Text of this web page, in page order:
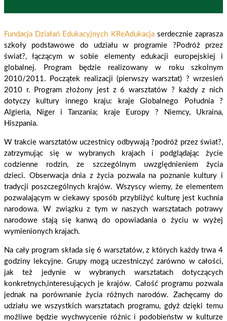
Fundacja Działań Edukacyjnych KReAdukacjaserdecznie zaprasza
szkoły podstawowe do udziału w programie ?Podróż przez
świat?, łączącym w sobie elementy edukacji europejskiej i
globalnej. Program będzie realizowany w roku szkolnym
2010/2011. Początek realizacji (pierwszy warsztat) ? wrzesień
2010 r. Program złożony jest z 6 warsztatów ? każdy z nich
dotyczy kultury innego kraju: kraje Globalnego Południa ?
Algieria, Niger i Tanzania; kraje Europy ? Niemcy, Ukraina,
Hiszpania.
W trakcie warsztatów uczestnicy odbywają ?podróż przez świat?,
zatrzymując się w wybranych krajach i podglądając życie
codzienne rodzin, ze szczególnym uwzględnieniem życia
dzieci. Obserwacja dnia z życia pozwala na poznanie kultury i
tradycji poszczególnych krajów. Wszyscy wiemy, że elementem
pozwalającym w ciekawy sposób przybliżyć kulturę jest kuchnia
narodowa. W związku z tym w naszych warsztatach potrawy
narodowe stają się kanwą do opowiadania o życiu w wyżej
wymienionych krajach.
Na cały program składa się 6 warsztatów, z których każdy trwa 4
godziny lekcyjne. Grupy mogą uczestniczyć zarówno w całości,
jak też jedynie w wybranych warsztatach dotyczących
konkretnych,interesujących je krajów. Całość programu pozwala
jednak na porównanie życia różnych narodów. Zachęcamy do
udziału we wszystkich warsztatach programu, gdyż dzięki temu
możliwe będzie wychwycenie różnic i podobieństw w kulturze